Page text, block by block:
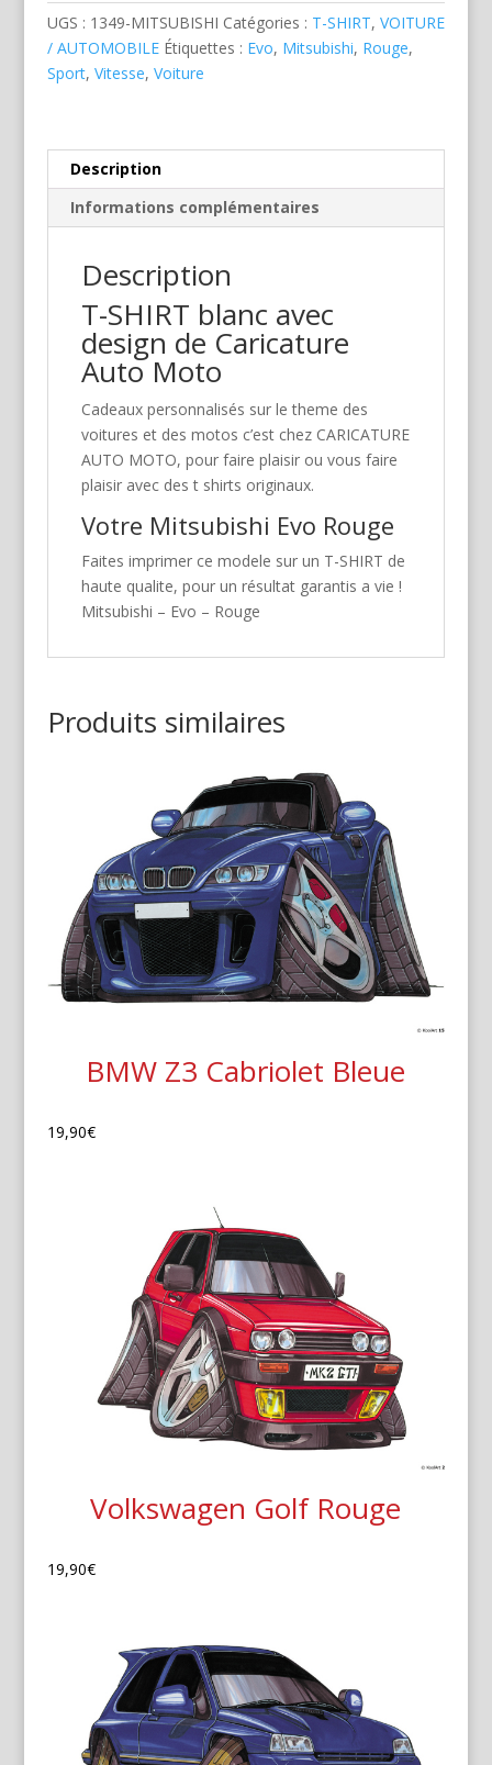
UGS : 1349-MITSUBISHI Catégories : T-SHIRT, VOITURE
/ AUTOMOBILE Étiquettes : Evo, Mitsubishi, Rouge,
Sport, Vitesse, Voiture
Description
Informations complémentaires
Description
T-SHIRT blanc avec
design de Caricature
Auto Moto
Cadeaux personnalisés sur le theme des
voitures et des motos c’est chez CARICATURE
AUTO MOTO, pour faire plaisir ou vous faire
plaisir avec des t shirts originaux.
Votre Mitsubishi Evo Rouge
Faites imprimer ce modele sur un T-SHIRT de
haute qualite, pour un résultat garantis a vie !
Mitsubishi – Evo – Rouge
Produits similaires
BMW Z3 Cabriolet Bleue
19,90€
Volkswagen Golf Rouge
19,90€